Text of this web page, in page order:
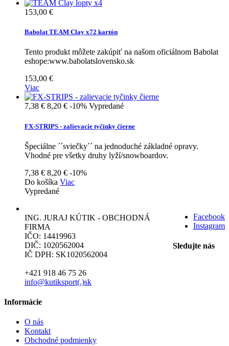
153,00 €
Babolat TEAM Clay x72 kartón
Tento produkt môžete zakúpiť na našom oficiálnom Babolat
eshope:www.babolatslovensko.sk
153,00 €
Viac
7,38 € 8,20 € -10% Vypredané
FX-STRIPS - zalievacie tyčinky čierne
Špeciálne ´´sviečky´´ na jednoduché základné opravy.
Vhodné pre všetky druhy lyží/snowboardov.
7,38 € 8,20 € -10%
Do košíka Viac
Vypredané
Facebook
Instagram
Sledujte nás
ING. JURAJ KÚTIK - OBCHODNÁ
FIRMA
IČO: 14419963
DIČ: 1020562004
IČ DPH: SK1020562004
+421 918 46 75 26
info@kutiksport(.)sk
Informácie
O nás
Kontakt
Obchodné podmienky